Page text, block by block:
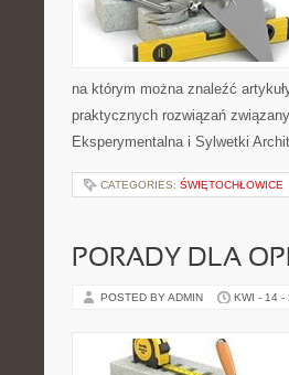
na którym można znaleźć
praktycznych rozwiązań
Eksperymentalna i Sylwetki
CATEGORIES: ŚWIĘTOCHŁOWICE
PORADY DLA
POSTED BY ADMIN KWI - 14 -